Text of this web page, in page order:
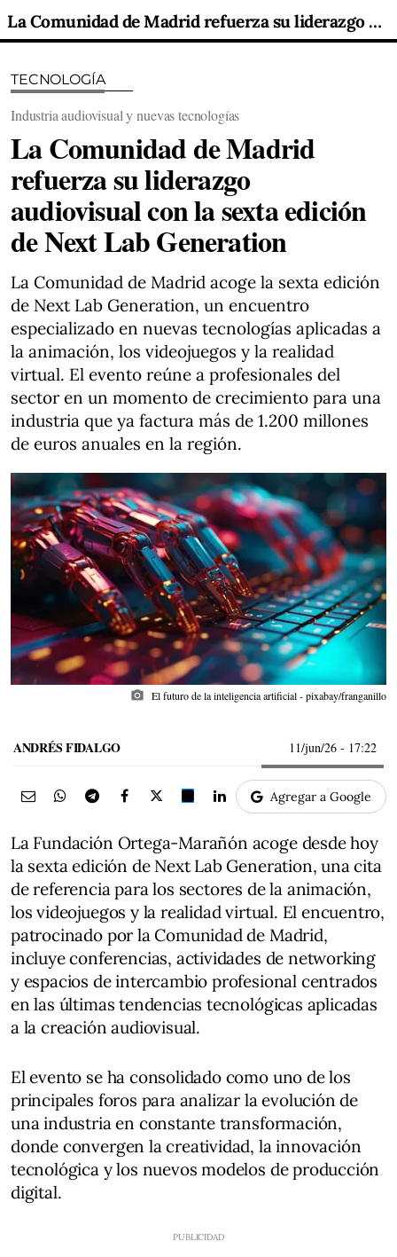
La Comunidad de Madrid refuerza su liderazgo audiovisual con la sexta edición de Next Lab Generation
TECNOLOGÍA
Industria audiovisual y nuevas tecnologías
La Comunidad de Madrid
refuerza su liderazgo
audiovisual con la sexta edición
de Next Lab Generation
La Comunidad de Madrid acoge la sexta edición
de Next Lab Generation, un encuentro
especializado en nuevas tecnologías aplicadas a
la animación, los videojuegos y la realidad
virtual. El evento reúne a profesionales del
sector en un momento de crecimiento para una
industria que ya factura más de 1.200 millones
de euros anuales en la región.
photo_camera El futuro de la inteligencia artificial - pixabay/franganillo
ANDRÉS FIDALGO 11/jun/26 - 17:22
Agregar a Google
La Fundación Ortega-Marañón acoge desde hoy
la sexta edición de Next Lab Generation, una cita
de referencia para los sectores de la animación,
los videojuegos y la realidad virtual. El encuentro,
patrocinado por la Comunidad de Madrid,
incluye conferencias, actividades de networking
y espacios de intercambio profesional centrados
en las últimas tendencias tecnológicas aplicadas
a la creación audiovisual.
El evento se ha consolidado como uno de los
principales foros para analizar la evolución de
una industria en constante transformación,
donde convergen la creatividad, la innovación
tecnológica y los nuevos modelos de producción
digital.